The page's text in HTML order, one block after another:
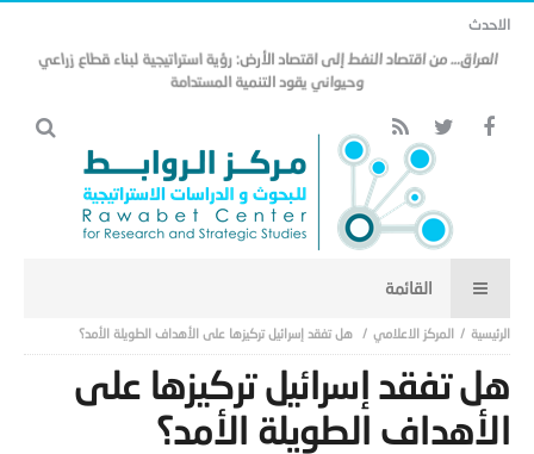
الاحدث
العراق… من اقتصاد النفط إلى اقتصاد الأرض: رؤية استراتيجية لبناء قطاع زراعي
وحيواني يقود التنمية المستدامة
المركز الاعلامي هل تفقد إسرائيل تركيزها على الأهداف الطويلة الأمد؟
هل تفقد إسرائيل تركيزها على
الأهداف الطويلة الأمد؟